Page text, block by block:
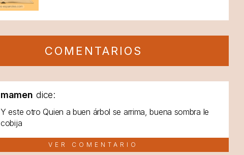
COMENTARIOS
mamen dice:
Y este otro Quien a buen árbol se arrima, buena sombra le
cobija
VER COMENTARIO